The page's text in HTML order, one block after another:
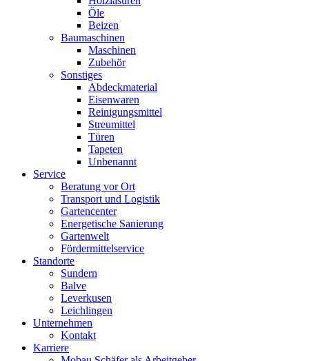
Öle
Beizen
Baumaschinen
Maschinen
Zubehör
Sonstiges
Abdeckmaterial
Eisenwaren
Reinigungsmittel
Streumittel
Türen
Tapeten
Unbenannt
Service
Beratung vor Ort
Transport und Logistik
Gartencenter
Energetische Sanierung
Gartenwelt
Fördermittelservice
Standorte
Sundern
Balve
Leverkusen
Leichlingen
Unternehmen
Kontakt
Karriere